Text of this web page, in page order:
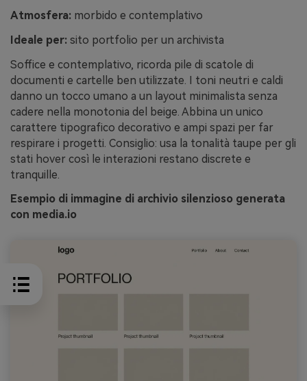
Atmosfera: morbido e contemplativo
Ideale per: sito portfolio per un archivista
Soffice e contemplativo, ricorda pile di scatole di
documenti e cartelle ben utilizzate. I toni neutri e caldi
danno un tocco umano a un layout minimalista senza
cadere nella monotonia del beige. Abbina un unico
carattere tipografico decorativo e ampi spazi per far
respirare i progetti. Consiglio: usa la tonalità taupe per gli
stati hover così le interazioni restano discrete e
tranquille.
Esempio di immagine di archivio silenzioso generata
con media.io